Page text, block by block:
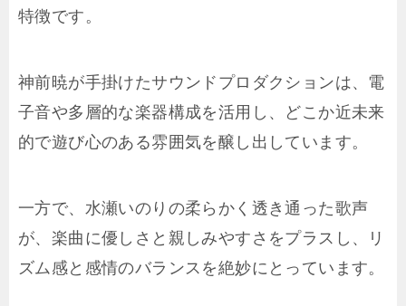
特徴です。
神前暁が手掛けたサウンドプロダクションは、電
子音や多層的な楽器構成を活用し、どこか近未来
的で遊び心のある雰囲気を醸し出しています。
一方で、水瀬いのりの柔らかく透き通った歌声
が、楽曲に優しさと親しみやすさをプラスし、リ
ズム感と感情のバランスを絶妙にとっています。